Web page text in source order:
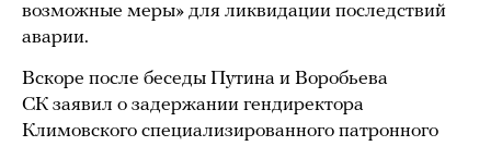
возможные меры» для ликвидации последствий
аварии.
Вскоре после беседы Путина и Воробьева
СК заявил о задержании гендиректора
Климовского специализированного патронного